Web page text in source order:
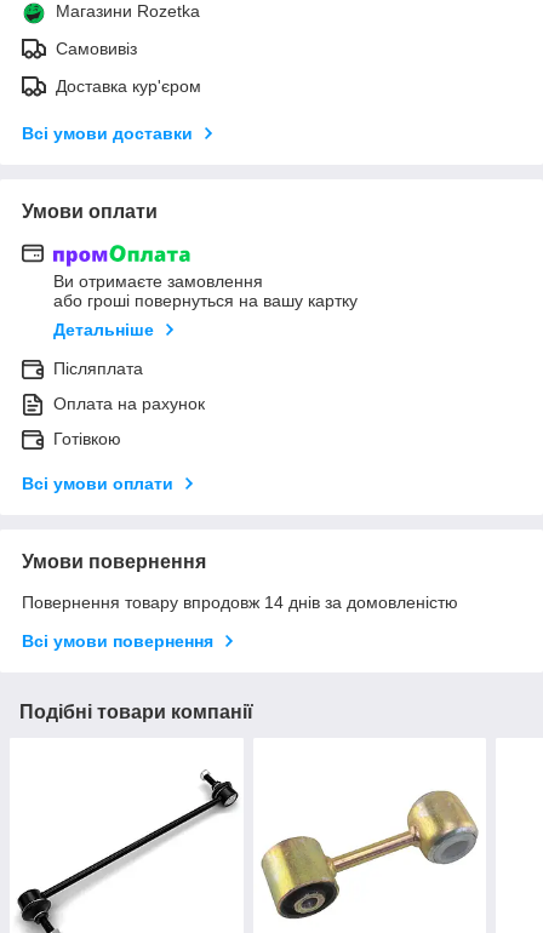
Магазини Rozetka
Самовивіз
Доставка кур'єром
Всі умови доставки
Умови оплати
Ви отримаєте замовлення
або гроші повернуться на вашу картку
Детальніше
Післяплата
Оплата на рахунок
Готівкою
Всі умови оплати
Умови повернення
Повернення товару впродовж 14 днів за домовленістю
Всі умови повернення
Подібні товари компанії